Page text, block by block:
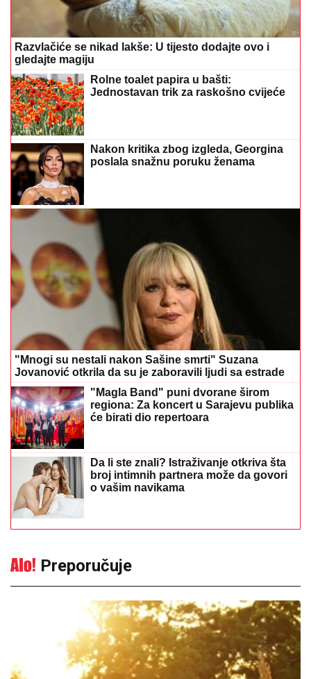
Razvlačiće se nikad lakše: U tijesto dodajte ovo i
gledajte magiju
Rolne toalet papira u bašti:
Jednostavan trik za raskošno cvijeće
Nakon kritika zbog izgleda, Georgina
poslala snažnu poruku ženama
"Mnogi su nestali nakon Sašine smrti" Suzana
Jovanović otkrila da su je zaboravili ljudi sa estrade
"Magla Band" puni dvorane širom
regiona: Za koncert u Sarajevu publika
će birati dio repertoara
Da li ste znali? Istraživanje otkriva šta
broj intimnih partnera može da govori
o vašim navikama
Preporučuje